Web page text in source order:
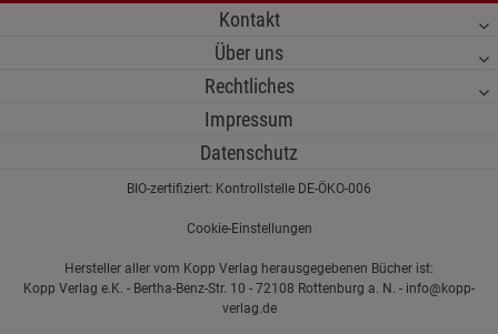
Kontakt
Über uns
Rechtliches
Impressum
Datenschutz
BIO-zertifiziert: Kontrollstelle DE-ÖKO-006
Cookie-Einstellungen
Hersteller aller vom Kopp Verlag herausgegebenen Bücher ist:
Kopp Verlag e.K. - Bertha-Benz-Str. 10 - 72108 Rottenburg a. N. - info@kopp-
verlag.de